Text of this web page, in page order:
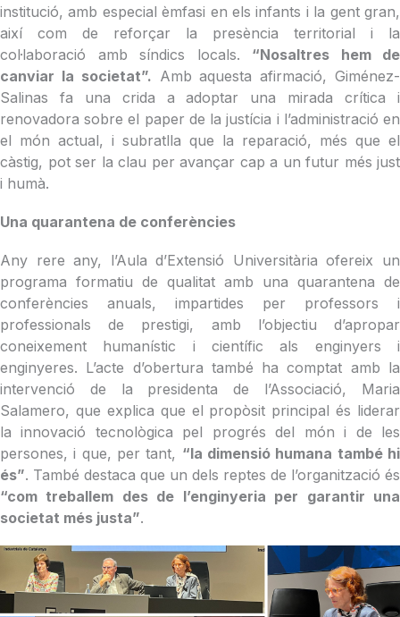
institució, amb especial èmfasi en els infants i la gent gran,
així com de reforçar la presència territorial i la
col·laboració amb síndics locals. “Nosaltres hem de
canviar la societat”. Amb aquesta afirmació, Giménez-
Salinas fa una crida a adoptar una mirada crítica i
renovadora sobre el paper de la justícia i l’administració en
el món actual, i subratlla que la reparació, més que el
càstig, pot ser la clau per avançar cap a un futur més just
i humà.
Una quarantena de conferències
Any rere any, l’Aula d’Extensió Universitària ofereix un
programa formatiu de qualitat amb una quarantena de
conferències anuals, impartides per professors i
professionals de prestigi, amb l’objectiu d’apropar
coneixement humanístic i científic als enginyers i
enginyeres. L’acte d’obertura també ha comptat amb la
intervenció de la presidenta de l’Associació, Maria
Salamero, que explica que el propòsit principal és liderar
la innovació tecnològica pel progrés del món i de les
persones, i que, per tant, “la dimensió humana també hi
és”. També destaca que un dels reptes de l’organització és
“com treballem des de l’enginyeria per garantir una
societat més justa”.